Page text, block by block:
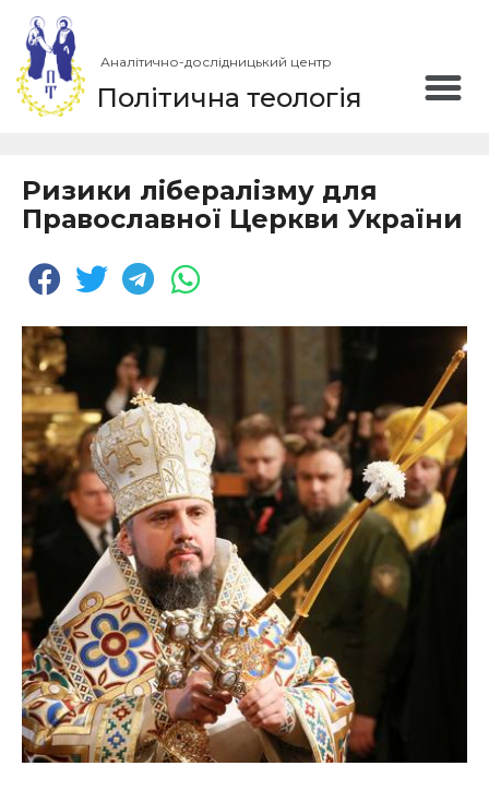
Аналітично-дослідницький центр
Політична теологія
Ризики лібералізму для
Православної Церкви України